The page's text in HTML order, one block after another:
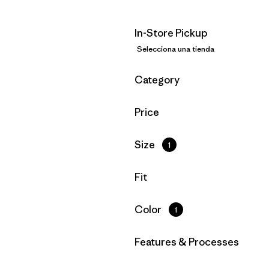
In-Store Pickup
Selecciona una tienda
Filtrar por
Category
Filtrar por
Price
Filtrar por
Size 1
Filtrar por
Fit
Filtrar por
Color 1
Filtrar por
Features & Processes